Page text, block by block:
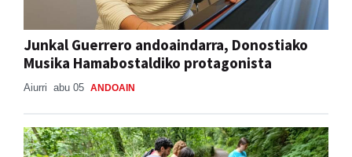
Junkal Guerrero andoaindarra, Donostiako
Musika Hamabostaldiko protagonista
Aiurri abu 05 ANDOAIN